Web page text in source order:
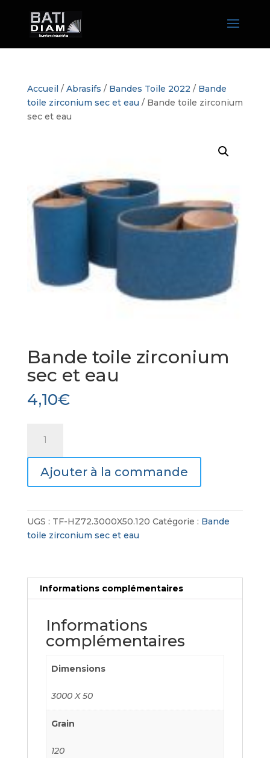
Accueil / Abrasifs / Bandes Toile 2022 / Bande
toile zirconium sec et eau / Bande toile zirconium
sec et eau
Bande toile zirconium
sec et eau
4,10€
Bande
toile
zirconium
et
eau
Ajouter à la commande
UGS : TF-HZ72.3000X50.120 Catégorie : Bande
toile zirconium sec et eau
Informations complémentaires
Informations
complémentaires
Dimensions
3000 X 50
Grain
120